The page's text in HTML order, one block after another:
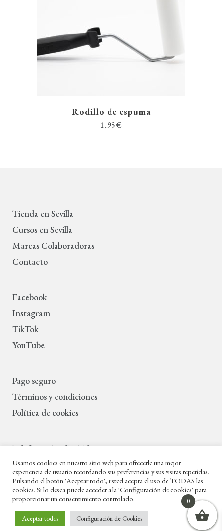
Rodillo de espuma
1,95€
Tienda en Sevilla
Cursos en Sevilla
Marcas Colaboradoras
Contacto
Facebook
Instagram
TikTok
YouTube
Pago seguro
Términos y condiciones
Política de cookies
Teléfono: 622 37 66 98
Lun a Vie — 10:00 a 13:45 y 18:30 a 20:30
Sab — 11:00 a 13:30
Calle Amador de los Ríos 6, Sevilla, 41003
Usamos cookies en nuestro sitio web para ofrecerle una mejor
experiencia de usuario recordando sus preferencias y sus visitas repetidas.
Pulsando el botón 'Aceptar todo', usted acepta el uso de TODAS las
cookies. Si lo desea puede acceder a la 'Configuración de cookies' para
proporcionar un consentimiento controlado.
Aceptar todos Configuración de Cookies
0